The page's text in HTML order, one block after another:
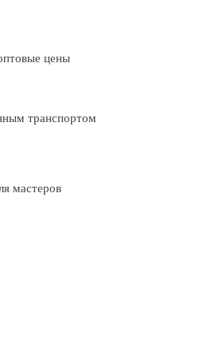
цены
транспортом
мастеров